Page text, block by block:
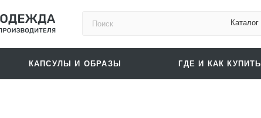
Каталог
КАПСУЛЫ И ОБРАЗЫ ГДЕ И КАК КУПИТЬ